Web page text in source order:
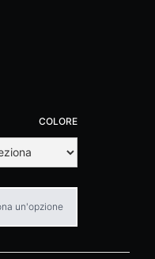
COLORE
un'opzione